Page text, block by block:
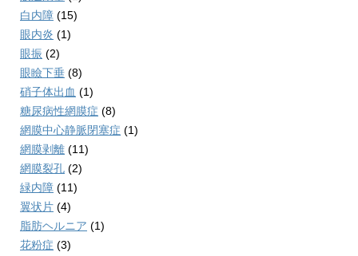
白内障 (15)
眼内炎 (1)
眼振 (2)
眼瞼下垂 (8)
硝子体出血 (1)
糖尿病性網膜症 (8)
網膜中心静脈閉塞症 (1)
網膜剥離 (11)
網膜裂孔 (2)
緑内障 (11)
翼状片 (4)
脂肪ヘルニア (1)
花粉症 (3)